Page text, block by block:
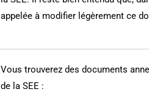
appelée à modifier légèrement ce
Vous trouverez des documents
de la SEE :